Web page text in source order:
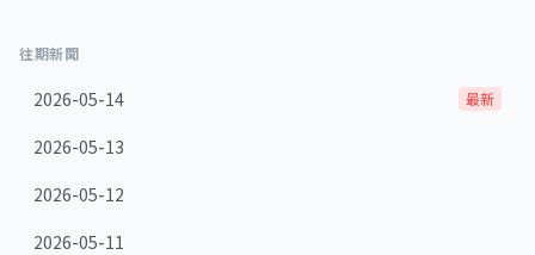
往期新聞
2026-05-14 最新
2026-05-13
2026-05-12
2026-05-11